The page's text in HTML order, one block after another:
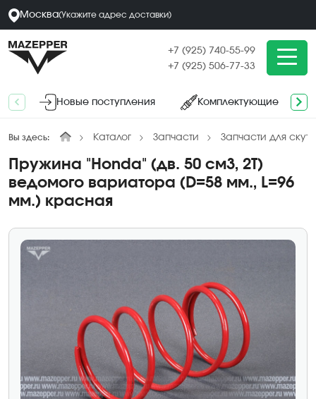
Москва(Укажите адрес доставки)
+7 (925) 740-55-99
+7 (925) 506-77-33
Новые поступления Комплектующие
Вы здесь: Каталог Запчасти Запчасти для
Пружина "Honda" (дв. 50 см3, 2Т)
ведомого вариатора (D=58 мм., L=96
мм.) красная